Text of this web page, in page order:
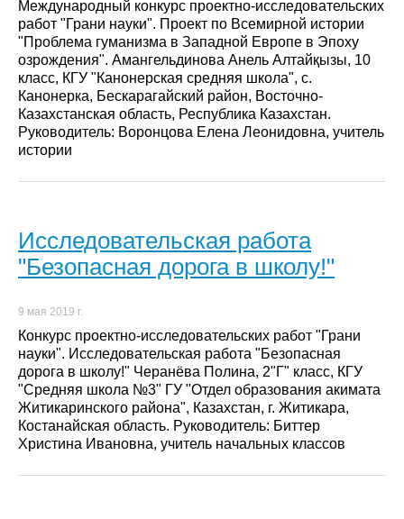
Международный конкурс проектно-исследовательских
работ "Грани науки". Проект по Всемирной истории
"Проблема гуманизма в Западной Европе в Эпоху
озрождения". Амангельдинова Анель Алтайқызы, 10
класс, КГУ "Канонерская средняя школа", с.
Канонерка, Бескарагайский район, Восточно-
Казахстанская область, Республика Казахстан.
Руководитель: Воронцова Елена Леонидовна, учитель
истории
Исследовательская работа
"Безопасная дорога в школу!"
9 мая 2019 г.
Конкурс проектно-исследовательских работ "Грани
науки". Исследовательская работа "Безопасная
дорога в школу!" Черанёва Полина, 2"Г" класс, КГУ
"Средняя школа №3" ГУ "Отдел образования акимата
Житикаринского района", Казахстан, г. Житикара,
Костанайская область. Руководитель: Биттер
Христина Ивановна, учитель начальных классов